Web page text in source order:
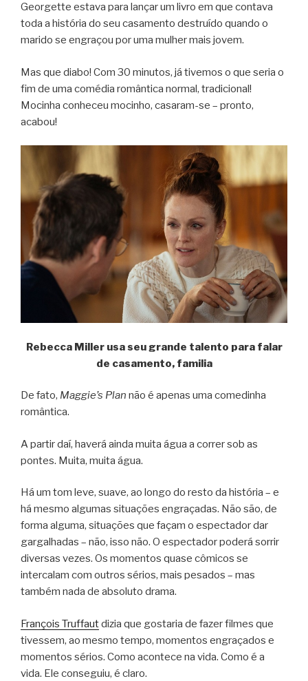
Georgette estava para lançar um livro em que contava
toda a história do seu casamento destruído quando o
marido se engraçou por uma mulher mais jovem.
Mas que diabo! Com 30 minutos, já tivemos o que seria o
fim de uma comédia romântica normal, tradicional!
Mocinha conheceu mocinho, casaram-se – pronto,
acabou!
Rebecca Miller usa seu grande talento para falar
de casamento, familia
De fato, Maggie’s Plan não é apenas uma comedinha
romântica.
A partir daí, haverá ainda muita água a correr sob as
pontes. Muita, muita água.
Há um tom leve, suave, ao longo do resto da história – e
há mesmo algumas situações engraçadas. Não são, de
forma alguma, situações que façam o espectador dar
gargalhadas – não, isso não. O espectador poderá sorrir
diversas vezes. Os momentos quase cômicos se
intercalam com outros sérios, mais pesados – mas
também nada de absoluto drama.
François Truffautdizia que gostaria de fazer filmes que
tivessem, ao mesmo tempo, momentos engraçados e
momentos sérios. Como acontece na vida. Como é a
vida. Ele conseguiu, é claro.